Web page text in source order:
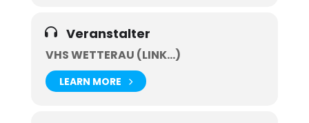
Veranstalter
VHS WETTERAU (LINK...)
LEARN MORE